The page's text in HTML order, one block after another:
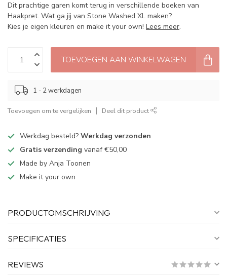
Dit prachtige garen komt terug in verschillende boeken van
Haakpret. Wat ga jij van Stone Washed XL maken?
Kies je eigen kleuren en make it your own! Lees meer.
TOEVOEGEN AAN WINKELWAGEN
1 - 2 werkdagen
Toevoegen om te vergelijken Deel dit product
Werkdag besteld? Werkdag verzonden
Gratis verzending vanaf €50,00
Made by Anja Toonen
Make it your own
PRODUCTOMSCHRIJVING
SPECIFICATIES
REVIEWS